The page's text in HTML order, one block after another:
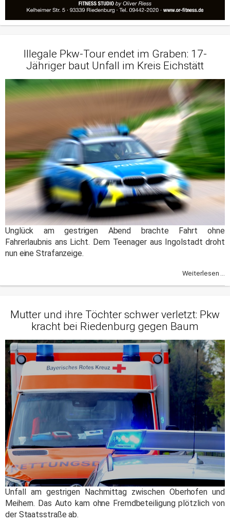
Illegale Pkw-Tour endet im Graben: 17-
Jähriger baut Unfall im Kreis Eichstätt
Unglück am gestrigen Abend brachte Fahrt ohne
Fahrerlaubnis ans Licht. Dem Teenager aus Ingolstadt droht
nun eine Strafanzeige.
Weiterlesen ...
Mutter und ihre Töchter schwer verletzt: Pkw
kracht bei Riedenburg gegen Baum
Unfall am gestrigen Nachmittag zwischen Oberhofen und
Meihern. Das Auto kam ohne Fremdbeteiligung plötzlich von
der Staatsstraße ab.